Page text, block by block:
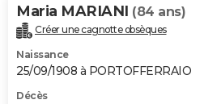
Maria MARIANI (84 ans)
Créer une cagnotte obsèques
Naissance
25/09/1908 à PORTOFFERRAIO
Décès